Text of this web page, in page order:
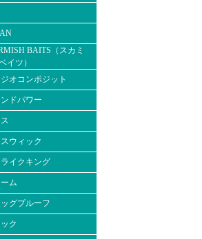
BAITS（スカミ
イツ）
ジオコンポジット
ンドパワー
スウィック
ライクキング
ーム
ッグプルーフ
ク